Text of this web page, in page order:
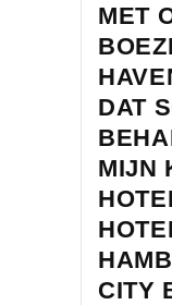
MET
DAT
MIJN
CITY